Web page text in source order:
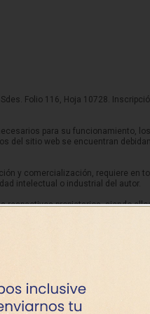
Folio 116, Hoja 10728.
para su funcionamiento,
del sitio web se encuentran
y comercialización, requiere en
intelectual o industrial del autor.
respectivos propietarios, siendo
redirigir directamente a los
su sola mención o
así como sobre